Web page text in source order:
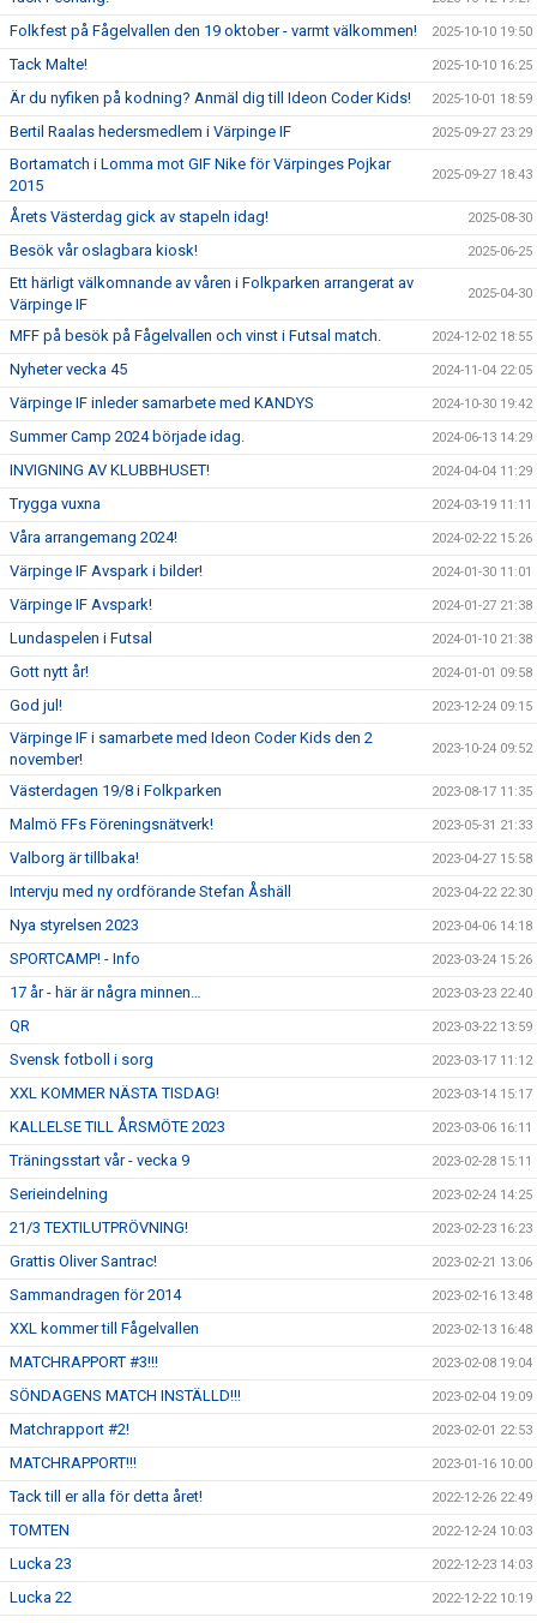
Folkfest på Fågelvallen den 19 oktober - varmt välkommen! 2025-10-10 19:50
Tack Malte! 2025-10-10 16:25
Är du nyfiken på kodning? Anmäl dig till Ideon Coder Kids! 2025-10-01 18:59
Bertil Raalas hedersmedlem i Värpinge IF 2025-09-27 23:29
Bortamatch i Lomma mot GIF Nike för Värpinges Pojkar
2015
2025-09-27 18:43
Årets Västerdag gick av stapeln idag! 2025-08-30
Besök vår oslagbara kiosk! 2025-06-25
Ett härligt välkomnande av våren i Folkparken arrangerat av
Värpinge IF
2025-04-30
MFF på besök på Fågelvallen och vinst i Futsal match. 2024-12-02 18:55
Nyheter vecka 45 2024-11-04 22:05
Värpinge IF inleder samarbete med KANDYS 2024-10-30 19:42
Summer Camp 2024 började idag. 2024-06-13 14:29
INVIGNING AV KLUBBHUSET! 2024-04-04 11:29
Trygga vuxna 2024-03-19 11:11
Våra arrangemang 2024! 2024-02-22 15:26
Värpinge IF Avspark i bilder! 2024-01-30 11:01
Värpinge IF Avspark! 2024-01-27 21:38
Lundaspelen i Futsal 2024-01-10 21:38
Gott nytt år! 2024-01-01 09:58
God jul! 2023-12-24 09:15
Värpinge IF i samarbete med Ideon Coder Kids den 2
november!
2023-10-24 09:52
Västerdagen 19/8 i Folkparken 2023-08-17 11:35
Malmö FFs Föreningsnätverk! 2023-05-31 21:33
Valborg är tillbaka! 2023-04-27 15:58
Intervju med ny ordförande Stefan Åshäll 2023-04-22 22:30
Nya styrelsen 2023 2023-04-06 14:18
SPORTCAMP! - Info 2023-03-24 15:26
17 år - här är några minnen… 2023-03-23 22:40
QR 2023-03-22 13:59
Svensk fotboll i sorg 2023-03-17 11:12
XXL KOMMER NÄSTA TISDAG! 2023-03-14 15:17
KALLELSE TILL ÅRSMÖTE 2023 2023-03-06 16:11
Träningsstart vår - vecka 9 2023-02-28 15:11
Serieindelning 2023-02-24 14:25
21/3 TEXTILUTPRÖVNING! 2023-02-23 16:23
Grattis Oliver Santrac! 2023-02-21 13:06
Sammandragen för 2014 2023-02-16 13:48
XXL kommer till Fågelvallen 2023-02-13 16:48
MATCHRAPPORT #3!!! 2023-02-08 19:04
SÖNDAGENS MATCH INSTÄLLD!!! 2023-02-04 19:09
Matchrapport #2! 2023-02-01 22:53
MATCHRAPPORT!!! 2023-01-16 10:00
Tack till er alla för detta året! 2022-12-26 22:49
TOMTEN 2022-12-24 10:03
Lucka 23 2022-12-23 14:03
Lucka 22 2022-12-22 10:19